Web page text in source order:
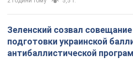
Зеленский созвал
подготовки украинской
антибаллистической